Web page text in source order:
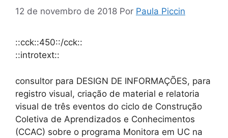
12 de novembro de 2018 Por Paula Piccin
::cck::450::/cck::
::introtext::
consultor para DESIGN DE INFORMAÇÕES, para
registro visual, criação de material e relatoria
visual de três eventos do ciclo de Construção
Coletiva de Aprendizados e Conhecimentos
(CCAC) sobre o programa Monitora em UC na